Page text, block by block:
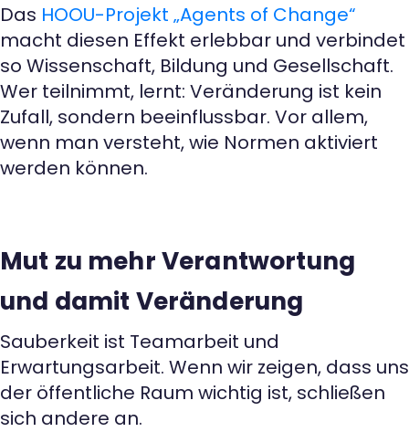
Das HOOU-Projekt „Agents of Change“
macht diesen Effekt erlebbar und verbindet
so Wissenschaft, Bildung und Gesellschaft.
Wer teilnimmt, lernt: Veränderung ist kein
Zufall, sondern beeinflussbar. Vor allem,
wenn man versteht, wie Normen aktiviert
werden können.
Mut zu mehr Verantwortung
und damit Veränderung
Sauberkeit ist Teamarbeit und
Erwartungsarbeit. Wenn wir zeigen, dass uns
der öffentliche Raum wichtig ist, schließen
sich andere an.